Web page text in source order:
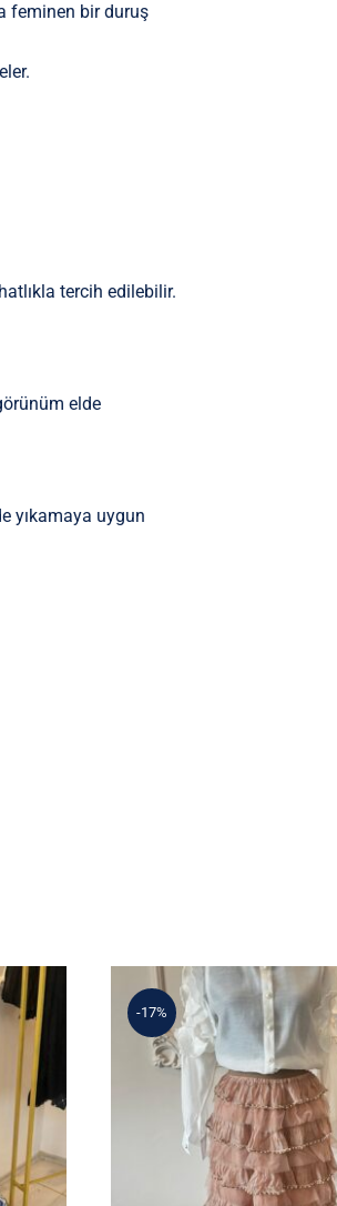
feminen bir duruş
tercih edilebilir.
elde
yıkamaya uygun
-17%